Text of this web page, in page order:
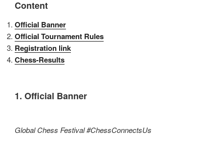
Content
Official Banner
Official Tournament Rules
Registration link
Chess-Results
1. Official Banner
Global Chess Festival #ChessConnectsUs